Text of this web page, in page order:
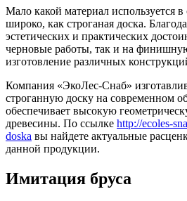
Мало какой материал используется в
широко, как строганая доска.
эстетических и практических
черновые работы, так и на
изготовление различных
Компания «ЭкоЛес-Снаб»
строганную доску на современном
обеспечивает высокую
древесины. По ссылке http://ecoles-
doska вы найдете актуальные
данной продукции.
Имитация бруса